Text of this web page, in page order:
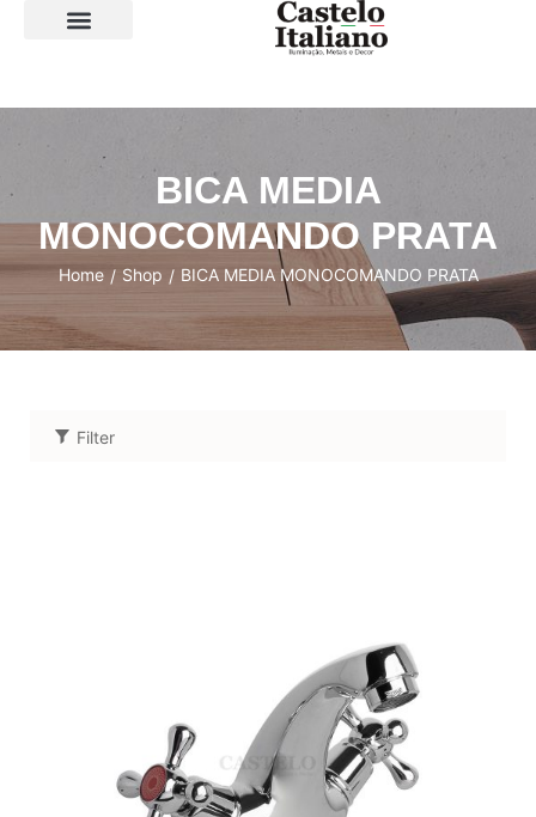
BICA MEDIA
MONOCOMANDO PRATA
Home / Shop / BICA MEDIA MONOCOMANDO PRATA
Filter